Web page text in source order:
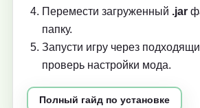
Перемести загруженный .jar
папку.
Запусти игру через
проверь настройки мода.
Полный гайд по установке